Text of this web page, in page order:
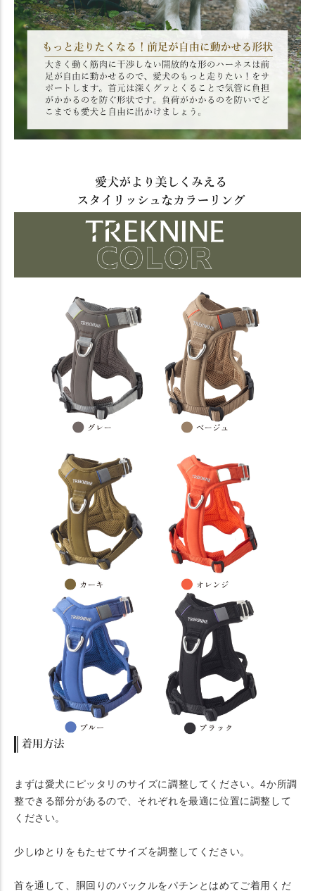
まずは愛犬にピッタリのサイズに調整してください。4か所調
整できる部分があるので、それぞれを最適に位置に調整して
ください。
少しゆとりをもたせてサイズを調整してください。
首を通して、胴回りのバックルをパチンとはめてご着用くだ